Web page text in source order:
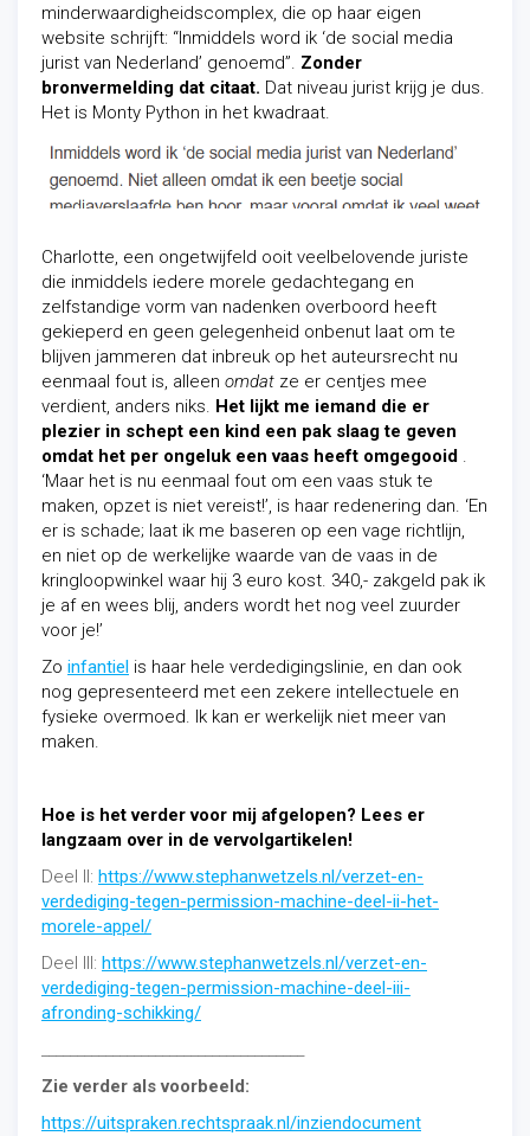
minderwaardigheidscomplex, die op haar eigen
website schrijft: “Inmiddels word ik ‘de social media
jurist van Nederland’ genoemd”. Zonder
bronvermelding dat citaat. Dat niveau jurist krijg je dus.
Het is Monty Python in het kwadraat.
Charlotte, een ongetwijfeld ooit veelbelovende juriste
die inmiddels iedere morele gedachtegang en
zelfstandige vorm van nadenken overboord heeft
gekieperd en geen gelegenheid onbenut laat om te
blijven jammeren dat inbreuk op het auteursrecht nu
eenmaal fout is, alleen omdat ze er centjes mee
verdient, anders niks. Het lijkt me iemand die er
plezier in schept een kind een pak slaag te geven
omdat het per ongeluk een vaas heeft omgegooid .
‘Maar het is nu eenmaal fout om een vaas stuk te
maken, opzet is niet vereist!’, is haar redenering dan. ‘En
er is schade; laat ik me baseren op een vage richtlijn,
en niet op de werkelijke waarde van de vaas in de
kringloopwinkel waar hij 3 euro kost. 340,- zakgeld pak ik
je af en wees blij, anders wordt het nog veel zuurder
voor je!’
Zo infantiel is haar hele verdedigingslinie, en dan ook
nog gepresenteerd met een zekere intellectuele en
fysieke overmoed. Ik kan er werkelijk niet meer van
maken.
Hoe is het verder voor mij afgelopen? Lees er
langzaam over in de vervolgartikelen!
Deel II: https://www.stephanwetzels.nl/verzet-en-
verdediging-tegen-permission-machine-deel-ii-het-
morele-appel/
Deel III: https://www.stephanwetzels.nl/verzet-en-
verdediging-tegen-permission-machine-deel-iii-
afronding-schikking/
Zie verder als voorbeeld:
https://uitspraken.rechtspraak.nl/inziendocument